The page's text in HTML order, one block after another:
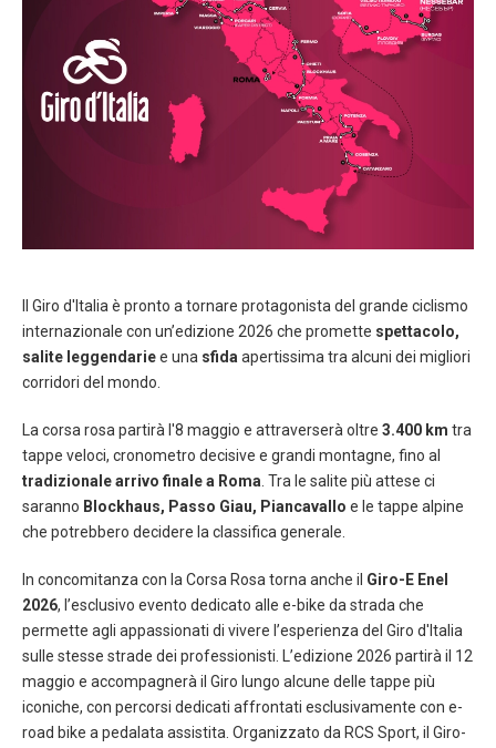
Giro d'Italia è pronto a tornare protagonista del grande ciclismo
internazionale con un’edizione 2026 che promette spettacolo,
salite leggendariee una sfida apertissima tra alcuni dei migliori
corridori del mondo.
La corsa rosa partirà l'8 maggio e attraverserà oltre 3.400 km tra
tappe veloci, cronometro decisive e grandi montagne, fino al
tradizionale arrivo finale a Roma . Tra le salite più attese ci
saranno Blockhaus, Passo Giau, Piancavallo e le tappe alpine
che potrebbero decidere la classifica generale.
In concomitanza con la Corsa Rosa torna anche il Giro-E Enel
2026, l’esclusivo evento dedicato alle e-bike da strada che
permette agli appassionati di vivere l’esperienza del Giro d'Italia
sulle stesse strade dei professionisti. L’edizione 2026 partirà il 12
maggio e accompagnerà il Giro lungo alcune delle tappe più
iconiche, con percorsi dedicati affrontati esclusivamente con e-
road bike a pedalata assistita. Organizzato da RCS Sport, il Giro-